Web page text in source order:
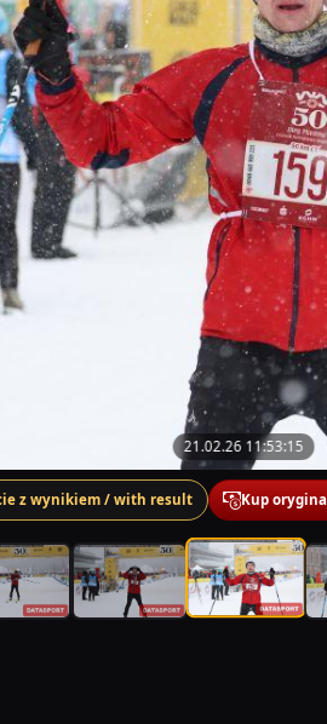
21.02.26 11:53:15
z wynikiem / with result Kup